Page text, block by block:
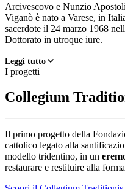
Arcivescovo e Nunzio
Viganò è nato a Varese, in
sacerdote il 24 marzo 1968
Dottorato in utroque iure.
Leggi tutto
I progetti
Collegium
Il primo progetto della
cattolico legato alla
modello tridentino, in un
restaurare e restituire alla